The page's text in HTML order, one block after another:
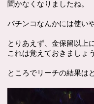
聞かなくなりましたね。
パチンコなんかには使い
とりあえず、金保留以上
これは覚えておきましょう
ところでリーチの結果は